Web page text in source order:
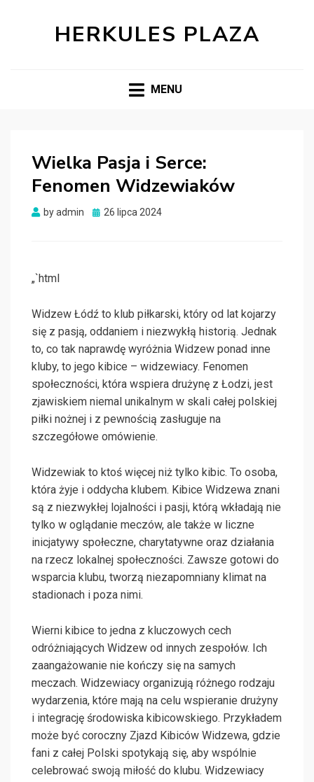
HERKULES PLAZA
MENU
Wielka Pasja i Serce:
Fenomen Widzewiaków
byadmin
Posted
26 lipca 2024
„`html
Widzew Łódź to klub piłkarski, który od lat kojarzy
się z pasją, oddaniem i niezwykłą historią. Jednak
to, co tak naprawdę wyróżnia Widzew ponad inne
kluby, to jego kibice – widzewiacy. Fenomen
społeczności, która wspiera drużynę z Łodzi, jest
zjawiskiem niemal unikalnym w skali całej polskiej
piłki nożnej i z pewnością zasługuje na
szczegółowe omówienie.
Widzewiak to ktoś więcej niż tylko kibic. To osoba,
która żyje i oddycha klubem. Kibice Widzewa znani
są z niezwykłej lojalności i pasji, którą wkładają nie
tylko w oglądanie meczów, ale także w liczne
inicjatywy społeczne, charytatywne oraz działania
na rzecz lokalnej społeczności. Zawsze gotowi do
wsparcia klubu, tworzą niezapomniany klimat na
stadionach i poza nimi.
Wierni kibice to jedna z kluczowych cech
odróżniających Widzew od innych zespołów. Ich
zaangażowanie nie kończy się na samych
meczach. Widzewiacy organizują różnego rodzaju
wydarzenia, które mają na celu wspieranie drużyny
i integrację środowiska kibicowskiego. Przykładem
może być coroczny Zjazd Kibiców Widzewa, gdzie
fani z całej Polski spotykają się, aby wspólnie
celebrować swoją miłość do klubu. Widzewiacy